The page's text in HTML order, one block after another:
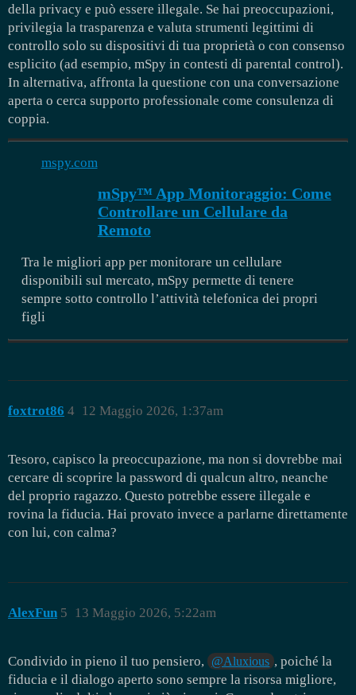
della privacy e può essere illegale. Se hai preoccupazioni,
privilegia la trasparenza e valuta strumenti legittimi di
controllo solo su dispositivi di tua proprietà o con consenso
esplicito (ad esempio, mSpy in contesti di parental control).
In alternativa, affronta la questione con una conversazione
aperta o cerca supporto professionale come consulenza di
coppia.
mspy.com
mSpy™ App Monitoraggio: Come
Controllare un Cellulare da
Remoto
Tra le migliori app per monitorare un cellulare
disponibili sul mercato, mSpy permette di tenere
sempre sotto controllo l’attività telefonica dei propri
figli
foxtrot86 12 Maggio 2026, 1:37am
4
Tesoro, capisco la preoccupazione, ma non si dovrebbe mai
cercare di scoprire la password di qualcun altro, neanche
del proprio ragazzo. Questo potrebbe essere illegale e
rovina la fiducia. Hai provato invece a parlarne direttamente
con lui, con calma?
AlexFun 13 Maggio 2026, 5:22am
5
Condivido in pieno il tuo pensiero, @Aluxious , poiché la
fiducia e il dialogo aperto sono sempre la risorsa migliore,